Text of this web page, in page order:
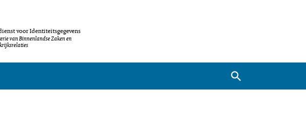
voor Identiteitsgegevens
van Binnenlandse Zaken en
Zoeken